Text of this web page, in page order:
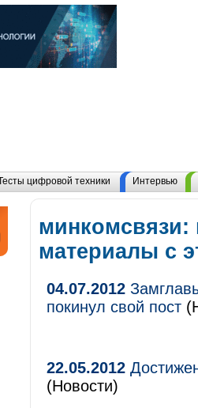
цифровой техники Интервью
минкомсвязи:
материалы с
04.07.2012
покинул свой пост
22.05.2012
(Новости)